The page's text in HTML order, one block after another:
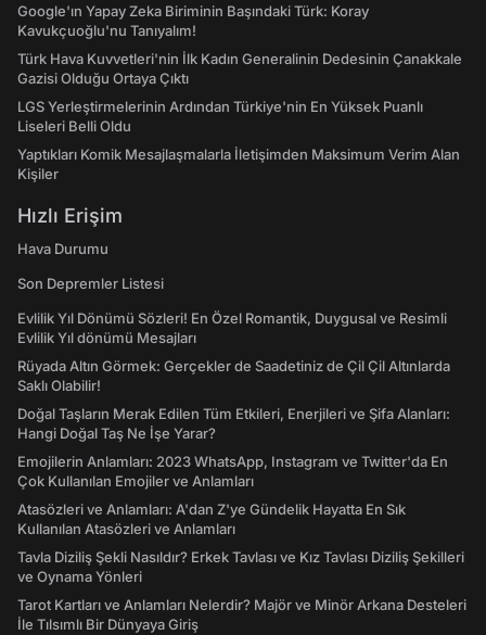
Google'ın Yapay Zeka Biriminin Başındaki Türk: Koray
Kavukçuoğlu'nu Tanıyalım!
Türk Hava Kuvvetleri'nin İlk Kadın Generalinin Dedesinin Çanakkale
Gazisi Olduğu Ortaya Çıktı
LGS Yerleştirmelerinin Ardından Türkiye'nin En Yüksek Puanlı
Liseleri Belli Oldu
Yaptıkları Komik Mesajlaşmalarla İletişimden Maksimum Verim Alan
Kişiler
Hızlı Erişim
Hava Durumu
Son Depremler Listesi
Evlilik Yıl Dönümü Sözleri! En Özel Romantik, Duygusal ve Resimli
Evlilik Yıl dönümü Mesajları
Rüyada Altın Görmek: Gerçekler de Saadetiniz de Çil Çil Altınlarda
Saklı Olabilir!
Doğal Taşların Merak Edilen Tüm Etkileri, Enerjileri ve Şifa Alanları:
Hangi Doğal Taş Ne İşe Yarar?
Emojilerin Anlamları: 2023 WhatsApp, Instagram ve Twitter'da En
Çok Kullanılan Emojiler ve Anlamları
Atasözleri ve Anlamları: A'dan Z'ye Gündelik Hayatta En Sık
Kullanılan Atasözleri ve Anlamları
Tavla Diziliş Şekli Nasıldır? Erkek Tavlası ve Kız Tavlası Diziliş Şekilleri
ve Oynama Yönleri
Tarot Kartları ve Anlamları Nelerdir? Majör ve Minör Arkana Desteleri
İle Tılsımlı Bir Dünyaya Giriş